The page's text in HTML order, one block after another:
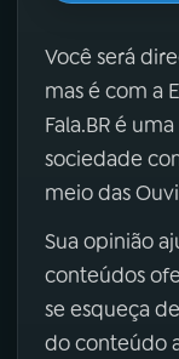
Você será
mas é com a
Fala.BR é
sociedade
meio das
Sua opinião
conteúdos
se esqueça
do conteúdo